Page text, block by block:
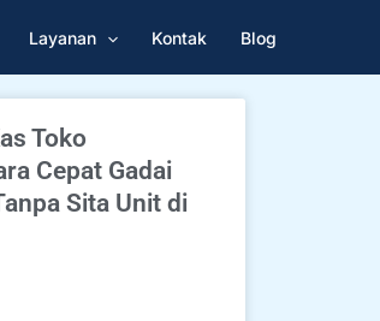
Layanan Kontak Blog
Toko
Cepat Gadai
Sita Unit di